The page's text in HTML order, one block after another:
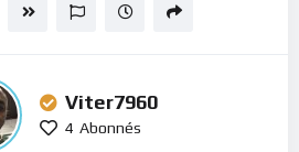
Viter7960
4 Abonnés